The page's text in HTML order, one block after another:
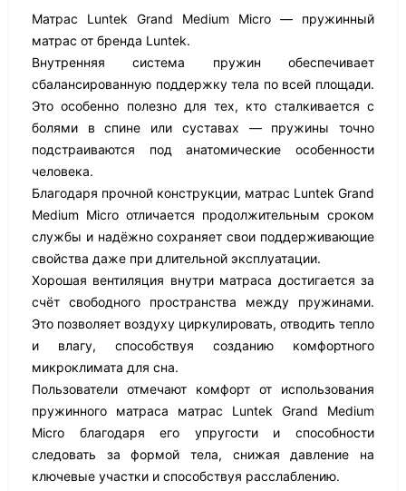
Матрас Luntek Grand Medium Micro — пружинный
матрас от бренда Luntek.
Внутренняя система пружин обеспечивает
сбалансированную поддержку тела по всей площади.
Это особенно полезно для тех, кто сталкивается с
болями в спине или суставах — пружины точно
подстраиваются под анатомические особенности
человека.
Благодаря прочной конструкции, матрас Luntek Grand
Medium Micro отличается продолжительным сроком
службы и надёжно сохраняет свои поддерживающие
свойства даже при длительной эксплуатации.
Хорошая вентиляция внутри матраса достигается за
счёт свободного пространства между пружинами.
Это позволяет воздуху циркулировать, отводить тепло
и влагу, способствуя созданию комфортного
микроклимата для сна.
Пользователи отмечают комфорт от использования
пружинного матраса матрас Luntek Grand Medium
Micro благодаря его упругости и способности
следовать за формой тела, снижая давление на
ключевые участки и способствуя расслаблению.